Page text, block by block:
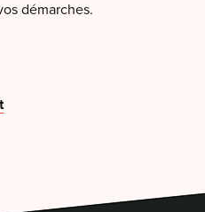
démarches.